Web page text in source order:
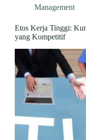
Management
Etos Kerja Tinggi:
yang Kompetitif